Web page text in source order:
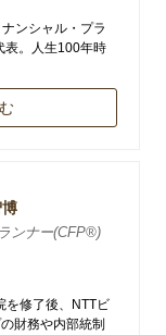
ンシャル・プラ
。人生100年時
ンナー(CFP®)
を修了後、NTTビ
財務や内部統制